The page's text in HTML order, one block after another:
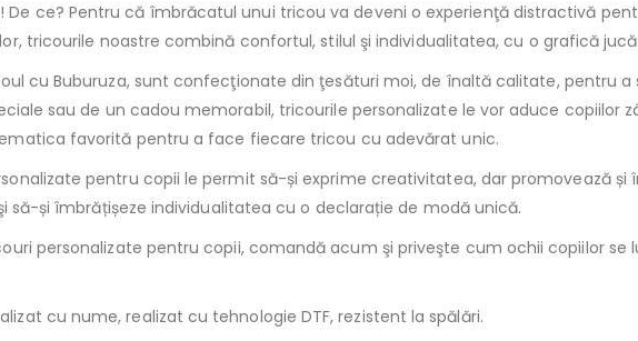
De ce? Pentru că îmbrăcatul unui tricou va deveni o experienţă distractivă
tricourile noastre combină confortul, stilul şi individualitatea, cu o grafică
cu Buburuza, sunt confecţionate din ţesături moi, de înaltă calitate, pentru
sau de un cadou memorabil, tricourile personalizate le vor aduce copiilor
favorită pentru a face fiecare tricou cu adevărat unic.
pentru copii le permit să-și exprime creativitatea, dar promovează
să-și îmbrățișeze individualitatea cu o declarație de modă unică.
personalizate pentru copii, comandă acum şi priveşte cum ochii copiilor
cu nume, realizat cu tehnologie DTF, rezistent la spălări.